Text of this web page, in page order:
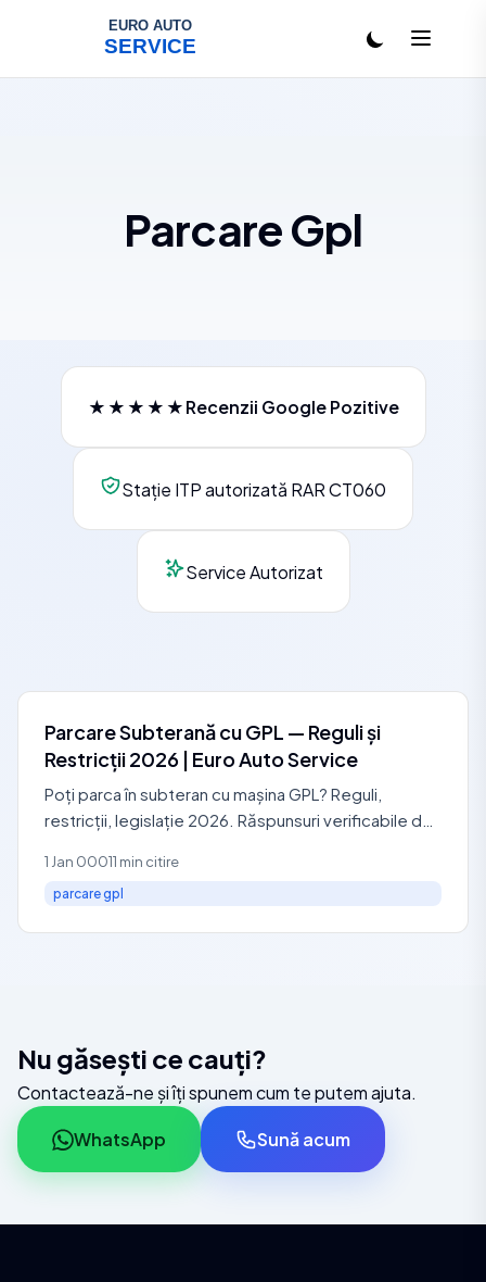
Parcare Gpl
★★★★★Recenzii Google Pozitive
Stație ITP autorizată RAR CT060
Service Autorizat
Parcare Subterană cu GPL — Reguli și
Restricții 2026 | Euro Auto Service
Poți parca în subteran cu mașina GPL? Reguli,
restricții, legislație 2026. Răspunsuri verificabile de
1 Jan 00011 min citire
parcare gpl
Nu găsești ce cauți?
Contactează-ne și îți spunem cum te putem ajuta.
WhatsApp Sună acum